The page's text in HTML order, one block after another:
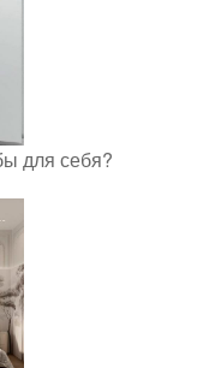
для себя?